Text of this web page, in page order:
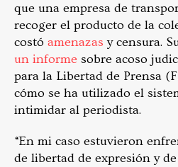
que una empresa de
recoger el producto de la
costó amenazas y censura.
un informe sobre acoso
para la Libertad de Prensa
cómo se ha utilizado el
intimidar al periodista.
“En mi caso estuvieron
de libertad de expresión y